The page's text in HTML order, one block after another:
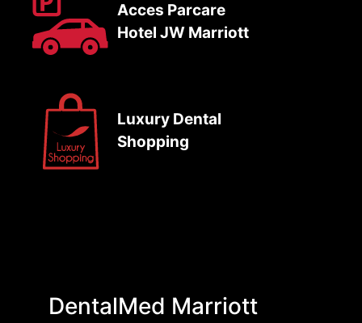
Acces Parcare
Hotel JW Marriott
Luxury Dental
Shopping
DentalMed Marriott